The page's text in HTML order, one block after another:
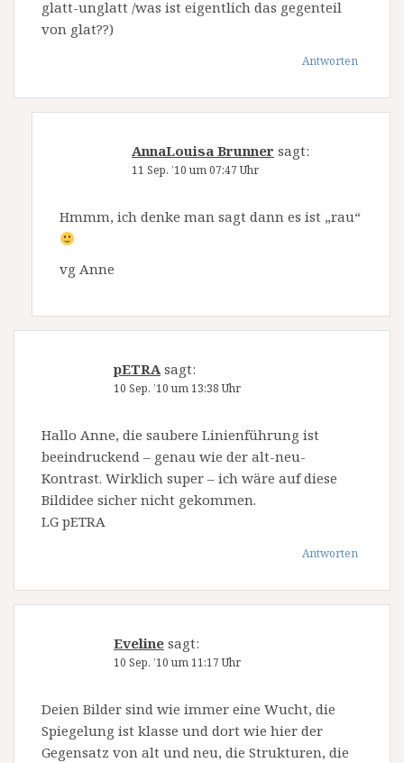
glatt-unglatt /was ist eigentlich das gegenteil
von glat??)
Antworten
AnnaLouisa Brunner sagt:
11 Sep. ’10 um 07:47 Uhr
Hmmm, ich denke man sagt dann es ist „rau“
vg Anne
pETRA sagt:
10 Sep. ’10 um 13:38 Uhr
Hallo Anne, die saubere Linienführung ist
beeindruckend – genau wie der alt-neu-
Kontrast. Wirklich super – ich wäre auf diese
Bildidee sicher nicht gekommen.
LG pETRA
Antworten
Eveline sagt:
10 Sep. ’10 um 11:17 Uhr
Deien Bilder sind wie immer eine Wucht, die
Spiegelung ist klasse und dort wie hier der
Gegensatz von alt und neu, die Strukturen, die